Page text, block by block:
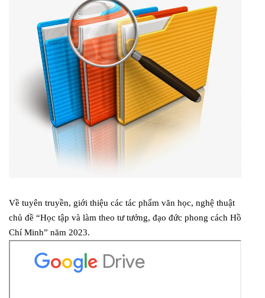
Về tuyên truyền, giới thiệu các tác phẩm văn học, nghệ thuật
chủ đề “Học tập và làm theo tư tưởng, đạo đức phong cách Hồ
Chí Minh” năm 2023.